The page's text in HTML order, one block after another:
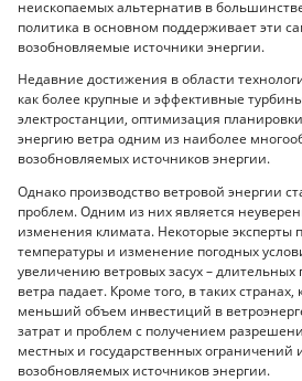
неископаемых альтернатив в
политика в основном поддерживает эти
возобновляемые источники энергии.
Недавние достижения в области
как более крупные и эффективные
электростанции, оптимизация
энергию ветра одним из наиболее
возобновляемых источников энергии.
Однако производство ветровой энергии
проблем. Одним из них является
изменения климата. Некоторые эксперты
температуры и изменение погодных
увеличению ветровых засух – длительных
ветра падает. Кроме того, в таких
меньший объем инвестиций в
затрат и проблем с получением
местных и государственных ограничений
возобновляемых источников энергии.